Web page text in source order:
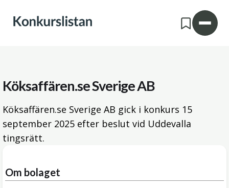
Köksaffären.se Sverige AB
Köksaffären.se Sverige AB gick i konkurs 15
september 2025 efter beslut vid Uddevalla
tingsrätt.
Om bolaget